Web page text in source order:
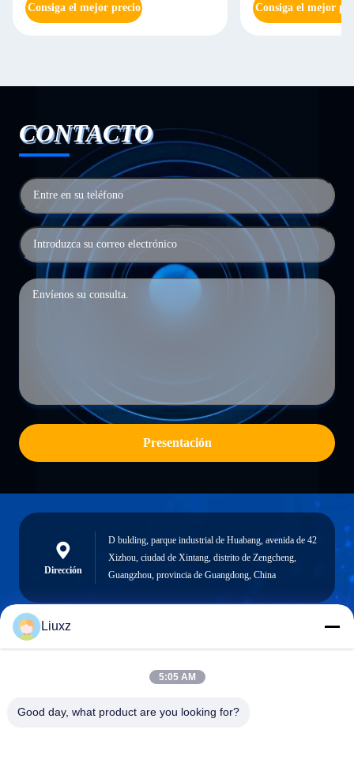
8616350
Consiga el mejor precio Consiga el mejor
CONTACTO
Presentación
Dirección
D bulding, parque industrial de Huabang, avenida de 42
Xizhou, ciudad de Xintang, distrito de Zengcheng,
Guangzhou, provincia de Guangdong, China
Liuxz
5:05 AM
Good day, what product are you looking for?